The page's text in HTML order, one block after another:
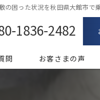
の困った状況を秋田県大館市で
1836-2482
問 お客さまの声